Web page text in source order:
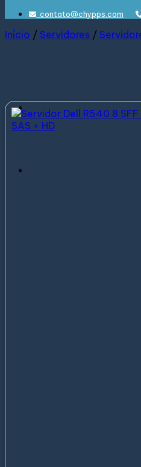
contato@chypps.com
Início / Servidores /